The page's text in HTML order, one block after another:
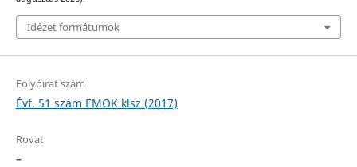
Idézet formátumok
Folyóirat szám
Évf. 51 szám EMOK klsz (2017)
Rovat
–